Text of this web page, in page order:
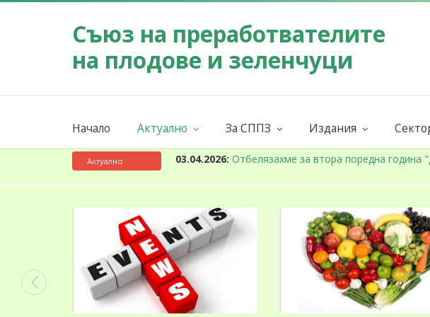
Съюз на преработвателите
на плодове и зеленчуци
Начало Актуално За СППЗ Издания
Актуално 03.04.2026:Отбелязахме за втора поредна година